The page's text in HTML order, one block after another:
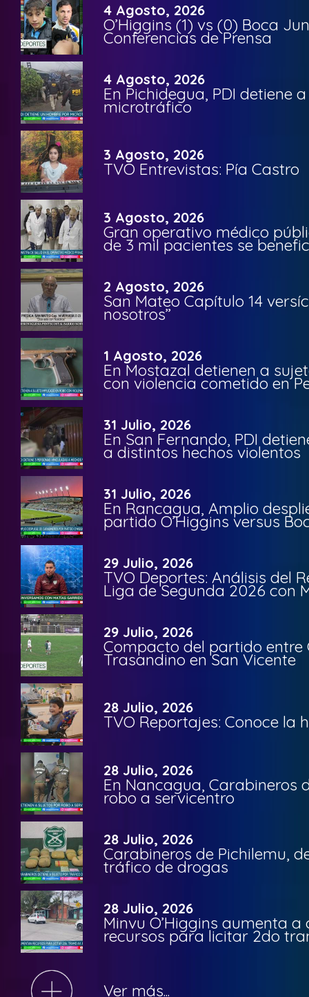
4 Agosto, 2026
O’Higgins (1) vs (0) Boca
Conferencias de Prensa
4 Agosto, 2026
En Pichidegua, PDI detiene
microtráfico
3 Agosto, 2026
TVO Entrevistas: Pía Castro
3 Agosto, 2026
Gran operativo médico
de 3 mil pacientes se
2 Agosto, 2026
San Mateo Capítulo 14
nosotros”
1 Agosto, 2026
En Mostazal detienen a
con violencia cometido en
31 Julio, 2026
En San Fernando, PDI
a distintos hechos violentos
31 Julio, 2026
En Rancagua, Amplio
partido O’Higgins versus
29 Julio, 2026
TVO Deportes: Análisis del
Liga de Segunda 2026 con
29 Julio, 2026
Compacto del partido entre
Trasandino en San Vicente
28 Julio, 2026
TVO Reportajes: Conoce la
28 Julio, 2026
En Nancagua, Carabineros
robo a servicentro
28 Julio, 2026
Carabineros de Pichilemu,
tráfico de drogas
28 Julio, 2026
Minvu O’Higgins aumenta a
recursos para licitar 2do
Ver más...